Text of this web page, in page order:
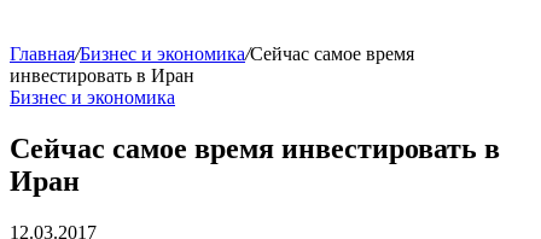
Главная/Бизнес и экономика/Сейчас самое время
инвестировать в Иран
Бизнес и экономика
Сейчас самое время инвестировать в
Иран
12.03.2017